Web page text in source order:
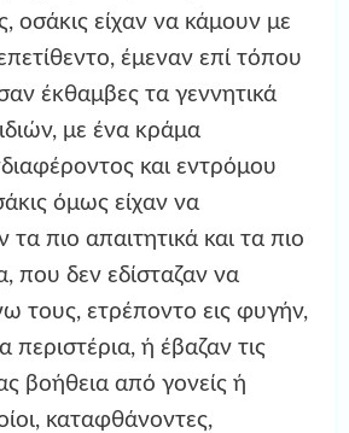
οσάκις είχαν να κάμουν με
έμεναν επί τόπου
έκθαμβες τα γεννητικά
με ένα κράμα
και εντρόμου
όμως είχαν να
τα πιο απαιτητικά και τα πιο
που δεν εδίσταζαν να
τους, ετρέποντο εις φυγήν,
ή έβαζαν τις
βοήθεια από γονείς ή
καταφθάνοντες,